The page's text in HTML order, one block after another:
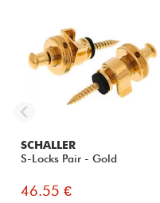
SCHALLER
S-Locks Pair - Gold
46.55 €